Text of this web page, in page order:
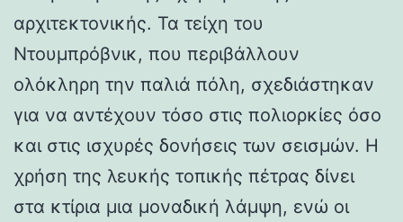
αρχιτεκτονικής. Τα τείχη του
Ντουμπρόβνικ, που περιβάλλουν
ολόκληρη την παλιά πόλη, σχεδιάστηκαν
για να αντέχουν τόσο στις πολιορκίες όσο
και στις ισχυρές δονήσεις των σεισμών. Η
χρήση της λευκής τοπικής πέτρας δίνει
στα κτίρια μια μοναδική λάμψη, ενώ οι